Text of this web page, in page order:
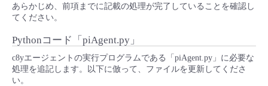
すべてのメニューを見る
サポート
すべてのメニューを見る
- 登録情報の管理
- マルチクラウド利用
- リモートワーク
定期メンテナンス
協業パートナー
脱炭素化
あらかじめ、前項までに記載の処理が完了していることを確認し
てください。
Pythonコード「piAgent.py」
c8yエージェントの実行プログラムである「piAgent.py」に必要な
処理を追記します。以下に倣って、ファイルを更新してくださ
い。